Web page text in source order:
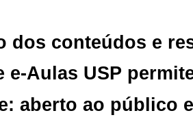
dos conteúdos e
e-Aulas USP
aberto ao público